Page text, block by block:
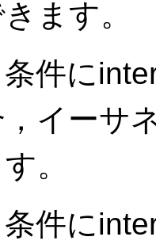
ます。
件に
イーサ
。
件に